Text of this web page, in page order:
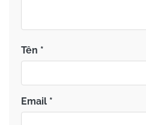
Tên *
Email *